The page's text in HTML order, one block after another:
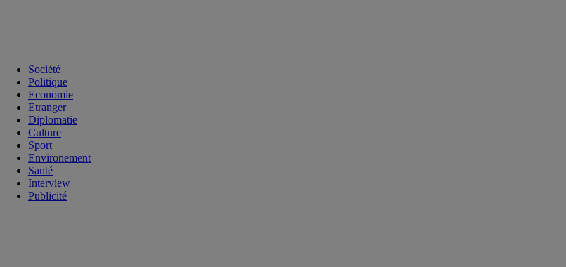
Société
Politique
Economie
Etranger
Diplomatie
Culture
Sport
Environement
Santé
Interview
Publicité